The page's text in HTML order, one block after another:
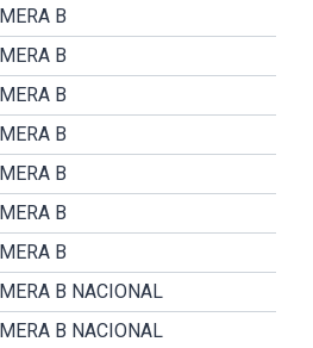
B
B
B
B
B
B
B
B NACIONAL
B NACIONAL